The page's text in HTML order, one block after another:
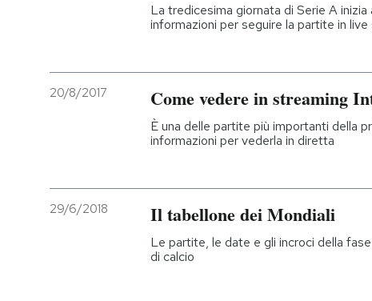
La tredicesima giornata di Serie A inizia
informazioni per seguire la partite in
20/8/2017 Come vedere in streaming
È una delle partite più importanti della
informazioni per vederla in diretta
29/6/2018 Il tabellone dei Mondiali
Le partite, le date e gli incroci della
di calcio